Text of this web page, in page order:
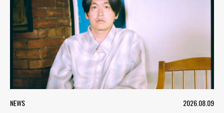
NEWS 2026.08.09